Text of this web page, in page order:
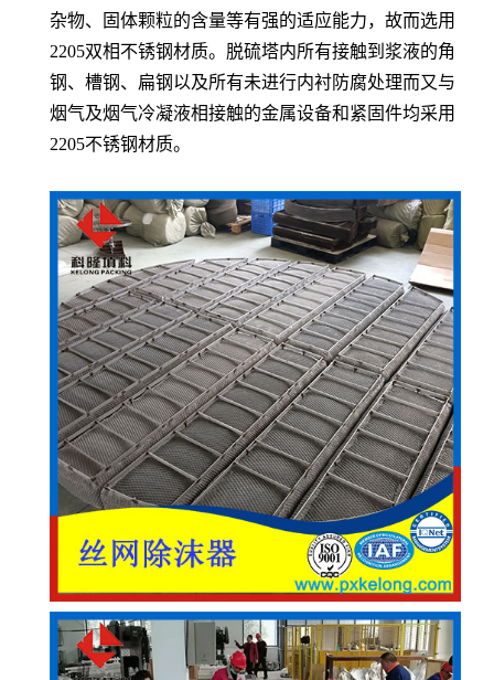
杂物、固体颗粒的含量等有强的适应能力，故而选用
2205双相不锈钢材质。脱硫塔内所有接触到浆液的角
钢、槽钢、扁钢以及所有未进行内衬防腐处理而又与
烟气及烟气冷凝液相接触的金属设备和紧固件均采用
2205不锈钢材质。